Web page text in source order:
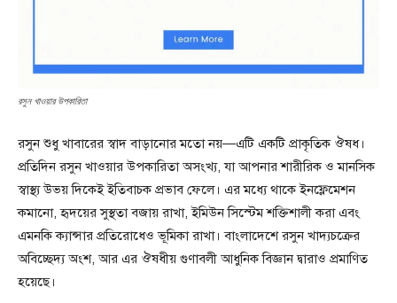
রসুন খাওয়ার উপকারিতা
রসুন শুধু খাবারের স্বাদ বাড়ানোর মতো নয়—এটি একটি প্রাকৃতিক ঔষধ।
প্রতিদিন রসুন খাওয়ার উপকারিতা অসংখ্য, যা আপনার শারীরিক ও মানসিক
স্বাস্থ্য উভয় দিকেই ইতিবাচক প্রভাব ফেলে। এর মধ্যে থাকে ইনফ্লেমেশন
কমানো, হৃদয়ের সুস্থতা বজায় রাখা, ইমিউন সিস্টেম শক্তিশালী করা এবং
এমনকি ক্যান্সার প্রতিরোধেও ভূমিকা রাখা। বাংলাদেশে রসুন খাদ্যচক্রের
অবিচ্ছেদ্য অংশ, আর এর ঔষধীয় গুণাবলী আধুনিক বিজ্ঞান দ্বারাও প্রমাণিত
হয়েছে।